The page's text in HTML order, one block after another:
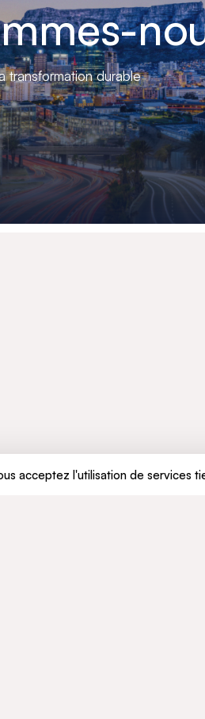
transformation durable
acceptez l'utilisation de services